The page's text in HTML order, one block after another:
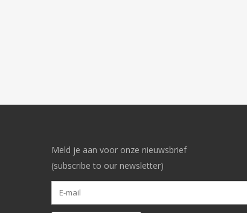
Meld je aan voor onze nieuwsbrief
(subscribe to our newsletter)